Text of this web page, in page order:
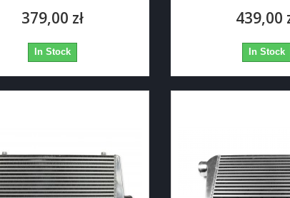
379,00 zł
In Stock
439,00
In Stock